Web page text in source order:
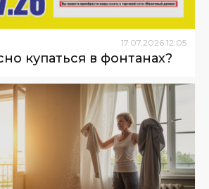
17.07.2026 12:05
купаться в фонтанах?